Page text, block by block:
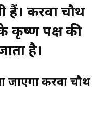
हैं। करवा चौथ
कृष्ण पक्ष की
है।
करवा चौथ